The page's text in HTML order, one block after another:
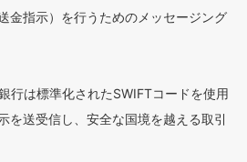
金指示）を行うためのメッセージング
行は標準化されたSWIFTコードを使用
を送受信し、安全な国境を越える取引